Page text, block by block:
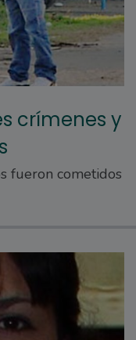
crímenes y
fueron cometidos